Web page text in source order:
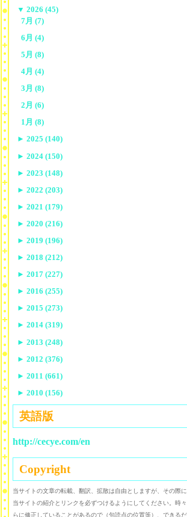
▼ 2026 (45)
7月 (7)
6月 (4)
5月 (8)
4月 (4)
3月 (8)
2月 (6)
1月 (8)
► 2025 (140)
► 2024 (150)
► 2023 (148)
► 2022 (203)
► 2021 (179)
► 2020 (216)
► 2019 (196)
► 2018 (212)
► 2017 (227)
► 2016 (255)
► 2015 (273)
► 2014 (319)
► 2013 (248)
► 2012 (376)
► 2011 (661)
► 2010 (156)
英語版
http://cecye.com/en
Copyright
当サイトの文章の転載、翻訳、拡散は自由としますが、その際
当サイトの紹介とリンクを必ずつけるようにしてください。時
らに修正していることがあるので（句読点の位置等）、できる